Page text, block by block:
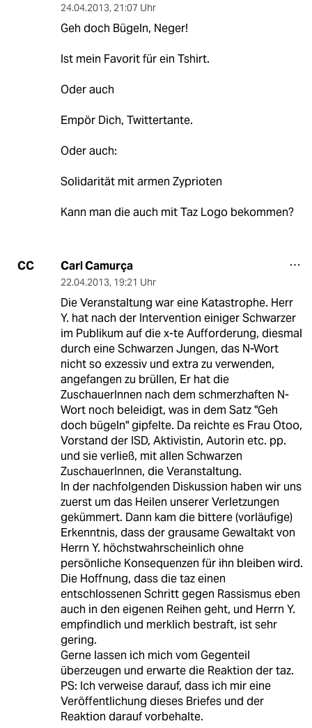
24.04.2013, 21:07 Uhr
Geh doch Bügeln, Neger!
Ist mein Favorit für ein Tshirt.
Oder auch
Empör Dich, Twittertante.
Oder auch:
Solidarität mit armen Zyprioten
Kann man die auch mit Taz Logo bekommen?
CC Carl Camurça
22.04.2013, 19:21 Uhr
Die Veranstaltung war eine Katastrophe. Herr
Y. hat nach der Intervention einiger Schwarzer
im Publikum auf die x-te Aufforderung, diesmal
durch eine Schwarzen Jungen, das N-Wort
nicht so exzessiv und extra zu verwenden,
angefangen zu brüllen, Er hat die
ZuschauerInnen nach dem schmerzhaften N-
Wort noch beleidigt, was in dem Satz "Geh
doch bügeln" gipfelte. Da reichte es Frau Otoo,
Vorstand der ISD, Aktivistin, Autorin etc. pp.
und sie verließ, mit allen Schwarzen
ZuschauerInnen, die Veranstaltung.
In der nachfolgenden Diskussion haben wir uns
zuerst um das Heilen unserer Verletzungen
gekümmert. Dann kam die bittere (vorläufige)
Erkenntnis, dass der grausame Gewaltakt von
Herrn Y. höchstwahrscheinlich ohne
persönliche Konsequenzen für ihn bleiben wird.
Die Hoffnung, dass die taz einen
entschlossenen Schritt gegen Rassismus eben
auch in den eigenen Reihen geht, und Herrn Y.
empfindlich und merklich bestraft, ist sehr
gering.
Gerne lassen ich mich vom Gegenteil
überzeugen und erwarte die Reaktion der taz.
PS: Ich verweise darauf, dass ich mir eine
Veröffentlichung dieses Briefes und der
Reaktion darauf vorbehalte.